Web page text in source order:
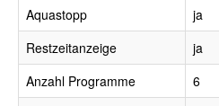
Aquastopp
ja
Restzeitanzeige
ja
Anzahl Programme
6